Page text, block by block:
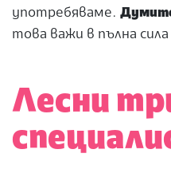
употребяваме.
това важи в пълна
Лесни